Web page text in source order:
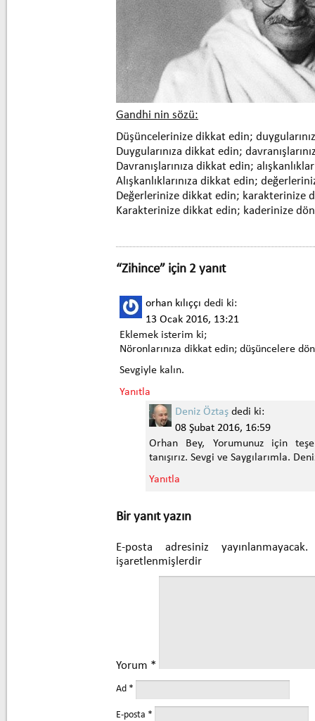
Gandhi nin sözü:
Düşüncelerinize dikkat edin;
Duygularınıza dikkat edin;
Davranışlarınıza dikkat edin;
Alışkanlıklarınıza dikkat edin;
Değerlerinize dikkat edin; karakterinize
Karakterinize dikkat edin; kaderinize
“Zihince” için 2 yanıt
orhan kılıççı dedi ki:
13 Ocak 2016, 13:21
Eklemek isterim ki;
Nöronlarınıza dikkat edin; düşüncelere
Sevgiyle kalın.
Yanıtla
Deniz Öztaş dedi ki:
08 Şubat 2016, 16:59
Orhan Bey, Yorumunuz için
tanışırız. Sevgi ve Saygılarımla.
Yanıtla
Bir yanıt yazın
E-posta adresiniz yayınlanmayacak.
işaretlenmişlerdir
Yorum *
Ad *
E-posta *